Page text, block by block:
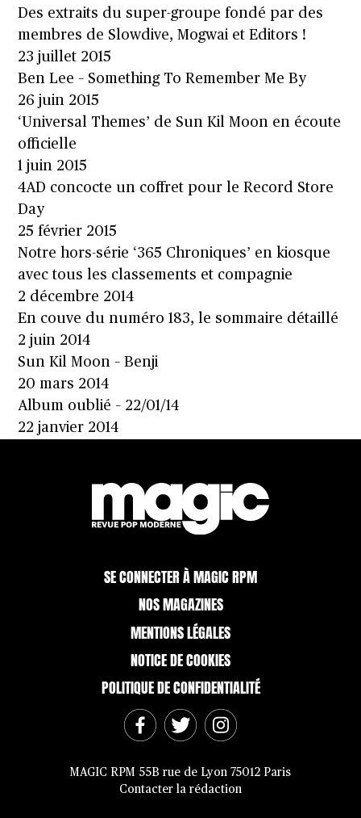
Des extraits du super-groupe fondé par des
membres de Slowdive, Mogwai et Editors !
23 juillet 2015
Ben Lee – Something To Remember Me By
26 juin 2015
‘Universal Themes’ de Sun Kil Moon en écoute
officielle
1 juin 2015
4AD concocte un coffret pour le Record Store
Day
25 février 2015
Notre hors-série ‘365 Chroniques’ en kiosque
avec tous les classements et compagnie
2 décembre 2014
En couve du numéro 183, le sommaire détaillé
2 juin 2014
Sun Kil Moon – Benji
20 mars 2014
Album oublié – 22/01/14
22 janvier 2014
SE CONNECTER À MAGIC RPM
NOS MAGAZINES
MENTIONS LÉGALES
NOTICE DE COOKIES
POLITIQUE DE CONFIDENTIALITÉ
MAGIC RPM 55B rue de Lyon 75012 Paris
Contacter la rédaction